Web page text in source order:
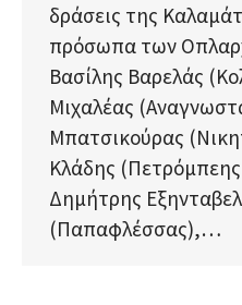
δράσεις της
πρόσωπα των
Βασίλης Βαρελάς
Μιχαλέας
Μπατσικούρας
Κλάδης
Δημήτρης
(Παπαφλέσσας),…